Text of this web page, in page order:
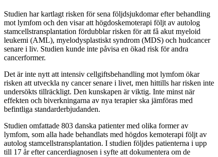
Studien har kartlagt risken för sena följdsjukdomar efter behandling
mot lymfom och den visar att högdoskemoterapi följt av autolog
stamcellstransplantation fördubblar risken för att få akut myeloid
leukemi (AML), myelodysplastiskt syndrom (MDS) och hudcancer
senare i liv. Studien kunde inte påvisa en ökad risk för andra
cancerformer.
Det är inte nytt att intensiv cellgiftsbehandling mot lymfom ökar
risken att utveckla ny cancer senare i livet, men hittills har risken inte
undersökts tillräckligt. Den kunskapen är viktig. Inte minst när
effekten och biverkningarna av nya terapier ska jämföras med
befintliga standarderbjudanden.
Studien omfattade 803 danska patienter med olika former av
lymfom, som alla hade behandlats med högdos kemoterapi följt av
autolog stamcellstransplantation. I studien följdes patienterna i upp
till 17 år efter cancerdiagnosen i syfte att dokumentera om de